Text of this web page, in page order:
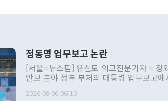
정동영 업무보고 논란
[서울=뉴스핌] 유신모 외교전문기자 = 청
안보 분야 정부 부처의 대통령 업무보고
발언 중에는 정부 내 조율을 거치지 않은
2026-08-06 06:10